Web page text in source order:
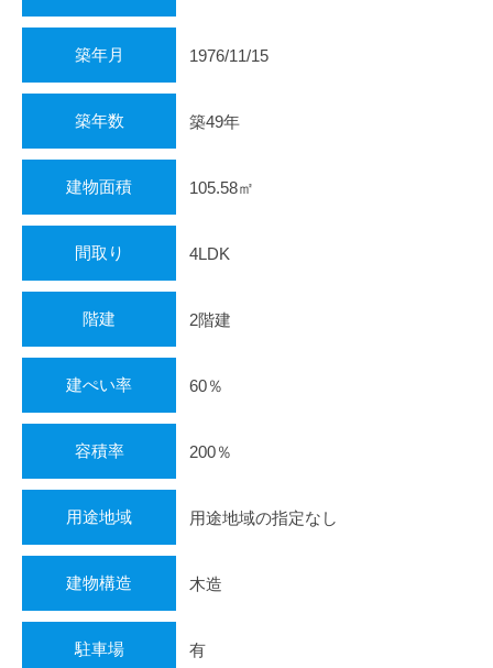
築年月 1976/11/15
築年数 築49年
建物面積 105.58㎡
間取り 4LDK
階建 2階建
建ぺい率 60％
容積率 200％
用途地域 用途地域の指定なし
建物構造 木造
駐車場 有